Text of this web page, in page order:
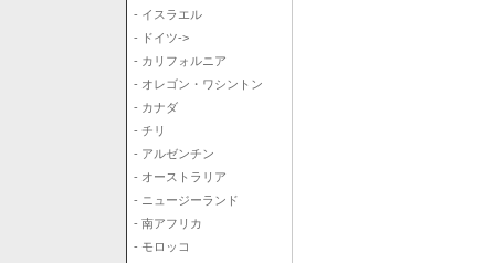
- イスラエル
- ドイツ->
- カリフォルニア
- オレゴン・ワシントン
- カナダ
- チリ
- アルゼンチン
- オーストラリア
- ニュージーランド
- 南アフリカ
- モロッコ